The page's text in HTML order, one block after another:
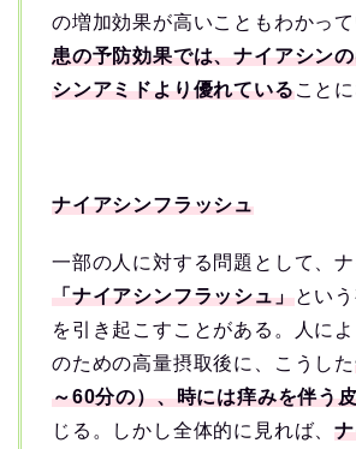
の増加効果が高いこともわかって
患の予防効果では、ナイアシン
シンアミドより優れていることに
ナイアシンフラッシュ
一部の人に対する問題として、ナ
「ナイアシンフラッシュ」とい
を引き起こすことがある。人に
のための高量摂取後に、こうした
～60分の）、時には痒みを伴う
じる。しかし全体的に見れば、